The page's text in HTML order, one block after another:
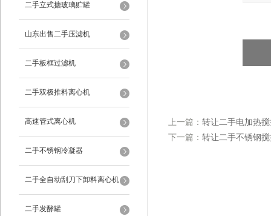
二手立式搪玻璃贮罐
山东出售二手压滤机
二手板框过滤机
二手双极推料离心机
高速管式离心机
二手不锈钢冷凝器
二手全自动刮刀下卸料离心机
二手发酵罐
上一篇： 转让二手电加热
下一篇： 转让二手不锈钢